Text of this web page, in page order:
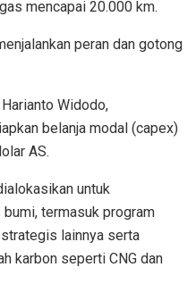
mencapai 20.000 km.
peran dan gotong
Widodo,
belanja modal (capex)
AS.
untuk
termasuk program
lainnya serta
karbon seperti CNG dan